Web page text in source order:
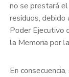
no se prestará
residuos,
Poder Ejecutivo
la Memoria por
En